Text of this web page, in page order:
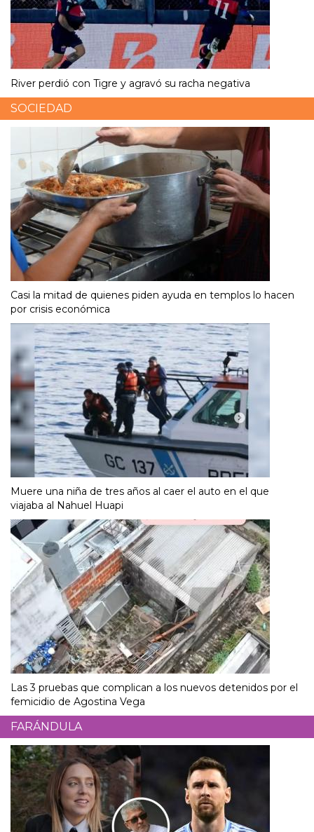
River perdió con Tigre y agravó su racha negativa
SOCIEDAD
Casi la mitad de quienes piden ayuda en templos lo hacen
por crisis económica
Muere una niña de tres años al caer el auto en el que
viajaba al Nahuel Huapi
Las 3 pruebas que complican a los nuevos detenidos por el
femicidio de Agostina Vega
FARÁNDULA